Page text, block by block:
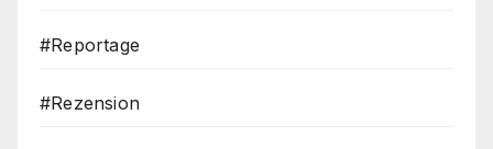
#Reportage
#Rezension